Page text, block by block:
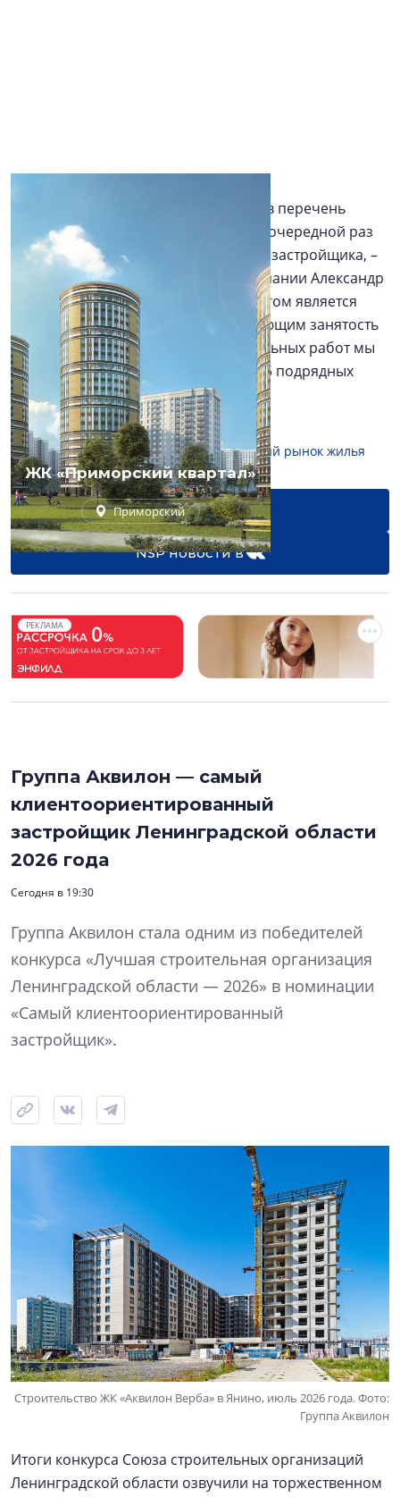
ЖК «Приморский квартал»
Приморский
«Включение «Мегалит – Охта Групп» в перечень
системообразующих организаций в очередной раз
подтверждает наш статус надёжного застройщика, –
отметил генеральный директор компании Александр
Брега. – Работа девелоперов во многом является
социальным бизнесом, обеспечивающим занятость
многих людей. Для ведения строительных работ мы
привлекаем более 2000 рабочих и 25 подрядных
организаций».
#жилищное строительство #первичный рынок жилья
NSP новости в
NSP новости в
РЕКЛАМА
Группа Аквилон — самый
клиентоориентированный
застройщик Ленинградской области
2026 года
Сегодня в 19:30
Группа Аквилон стала одним из победителей
конкурса «Лучшая строительная организация
Ленинградской области — 2026» в номинации
«Самый клиентоориентированный
застройщик».
Строительство ЖК «Аквилон Верба» в Янино, июль 2026 года. Фото:
Группа Аквилон
Итоги конкурса Союза строительных организаций
Ленинградской области озвучили на торжественном